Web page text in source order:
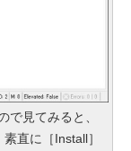
で見てみると、
直に［Install］